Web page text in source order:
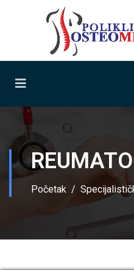
Početak